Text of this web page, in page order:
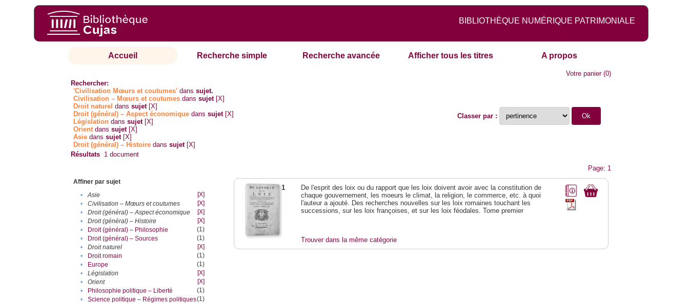
BIBLIOTHÈQUE NUMÉRIQUE PATRIMONIALE
Accueil Recherche simple Recherche avancée Afficher tous les titres A propos
Votre panier(0)
Rechercher:
'Civilisation Mœurs et coutumes' danssujet.
Civilisation – Mœurs et coutumes danssujet [X]
Droit naturel danssujet [X]
Droit (général) – Aspect économique danssujet [X]
Législation danssujet [X]
Orientdanssujet [X]
Asie danssujet [X]
Droit (général) – Histoire danssujet [X]
Classer par :
Résultats 1 document
Page: 1
Affiner par sujet
•
Asie
[X]
•
Civilisation – Mœurs et coutumes
[X]
•
Droit (général) – Aspect économique
[X]
•
Droit (général) – Histoire
[X]
•
Droit (général) – Philosophie
(1)
•
Droit (général) – Sources
(1)
•
Droit naturel
[X]
•
Droit romain
(1)
•
Europe
(1)
•
Législation
[X]
•
Orient
[X]
•
Philosophie politique – Liberté
(1)
•
Science politique – Régimes politiques(1)
1
De l'esprit des loix ou du rapport que les loix doivent avoir avec la constitution de
chaque gouvernement, les moeurs le climat, la religion, le commerce, etc. à quoi
l'auteur a ajouté. Des recherches nouvelles sur les loix romaines touchant les
successions, sur les loix françoises, et sur les loix féodales. Tome premier
Trouver dans la même catégorie